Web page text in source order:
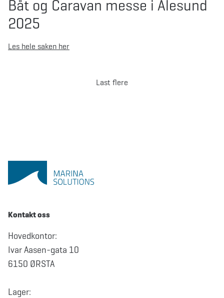
Båt og Caravan messe i Ålesund
2025
Les hele saken her
Last flere
Kontakt oss
Hovedkontor:
Ivar Aasen-gata 10
6150 ØRSTA
Lager: